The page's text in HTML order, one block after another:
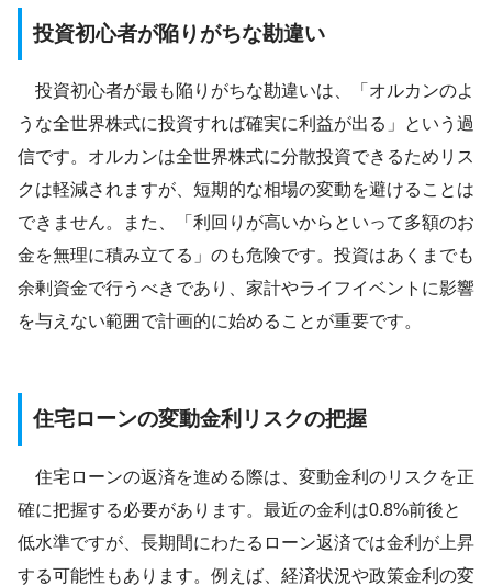
投資初心者が陥りがちな勘違い
投資初心者が最も陥りがちな勘違いは、「オルカンのよ
うな全世界株式に投資すれば確実に利益が出る」という過
信です。オルカンは全世界株式に分散投資できるためリス
クは軽減されますが、短期的な相場の変動を避けることは
できません。また、「利回りが高いからといって多額のお
金を無理に積み立てる」のも危険です。投資はあくまでも
余剰資金で行うべきであり、家計やライフイベントに影響
を与えない範囲で計画的に始めることが重要です。
住宅ローンの変動金利リスクの把握
住宅ローンの返済を進める際は、変動金利のリスクを正
確に把握する必要があります。最近の金利は0.8%前後と
低水準ですが、長期間にわたるローン返済では金利が上昇
する可能性もあります。例えば、経済状況や政策金利の変